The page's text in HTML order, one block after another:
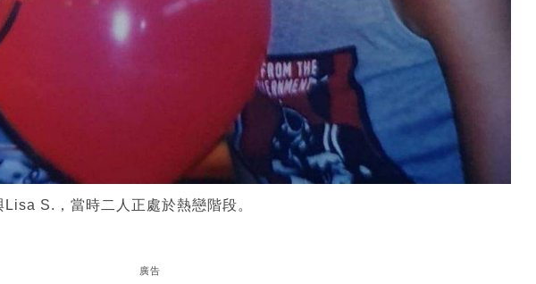
S.，當時二人正處於熱戀階段。
廣告